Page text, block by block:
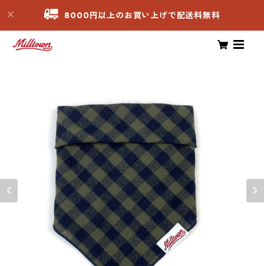
8000円以上のお買い上げで配送料無料